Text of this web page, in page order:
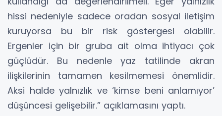
hissi nedeniyle sadece oradan sosyal iletişim
kuruyorsa bu bir risk göstergesi olabilir.
Ergenler için bir gruba ait olma ihtiyacı çok
güçlüdür. Bu nedenle yaz tatilinde akran
ilişkilerinin tamamen kesilmemesi önemlidir.
Aksi halde yalnızlık ve ‘kimse beni anlamıyor’
düşüncesi gelişebilir.” açıklamasını yaptı.